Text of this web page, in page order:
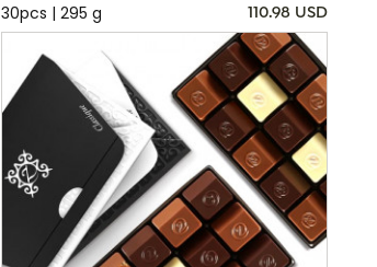
30pcs | 295 g
110.98 USD